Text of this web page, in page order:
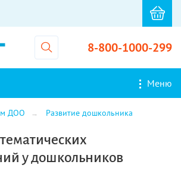
8-800-1000-299
Меню
ДОО Развитие дошкольника
у дошкольников